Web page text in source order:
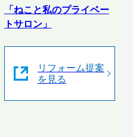
「ねこと私のプライベー
トサロン」
リフォーム提案
を見る